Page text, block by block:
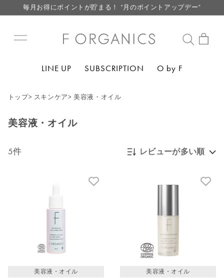
毎月お得にポイントが貯まる！ “月のポイントアップデー”
【重要】F ORGANICS Websiteの統合に関するお知らせ
毎月お得にポイントが貯まる！ “月のポイントアップデー”
LINE UP SUBSCRIPTION O by F
トップ> スキンケア> 美容液・オイル
美容液・オイル
5件 レビューが多い順
レビューが多い順
レビュー評価が高い順
美容液・オイル 美容液・オイル